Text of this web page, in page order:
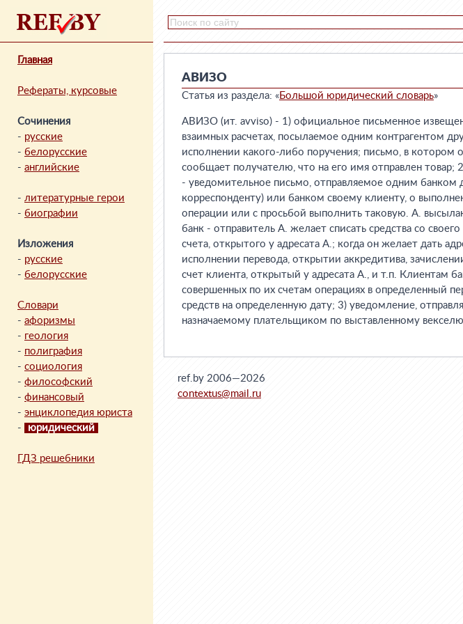
Главная
Рефераты, курсовые
Сочинения
- русские
- белорусские
- английские
- литературные герои
- биографии
Изложения
- русские
- белорусские
Словари
- афоризмы
- геология
- полиграфия
- социология
- философский
- финансовый
- энциклопедия юриста
-
юридический
ГДЗ решебники
АВИЗО
Статья из раздела: «Большой юридический словарь»
АВИЗО (ит. avviso) - 1) официальное письменное
взаимных расчетах, посылаемое одним контрагентом
исполнении какого-либо поручения; письмо, в котором
сообщает получателю, что на его имя отправлен товар;
- уведомительное письмо, отправляемое одним банком
корреспонденту) или банком своему клиенту, о
операции или с просьбой выполнить таковую. А.
банк - отправитель А. желает списать средства со
счета, открытого у адресата А.; когда он желает дать
исполнении перевода, открытии аккредитива,
счет клиента, открытый у адресата А., и т.п. Клиентам
совершенных по их счетам операциях в определенный
средств на определенную дату; 3) уведомление,
назначаемому плательщиком по выставленному
ref.by 2006—2026
contextus@mail.ru